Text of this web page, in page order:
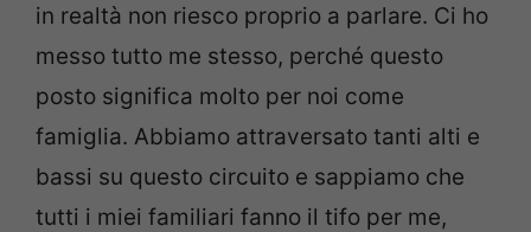
in realtà non riesco proprio a parlare. Ci ho
messo tutto me stesso, perché questo
posto significa molto per noi come
famiglia. Abbiamo attraversato tanti alti e
bassi su questo circuito e sappiamo che
tutti i miei familiari fanno il tifo per me,